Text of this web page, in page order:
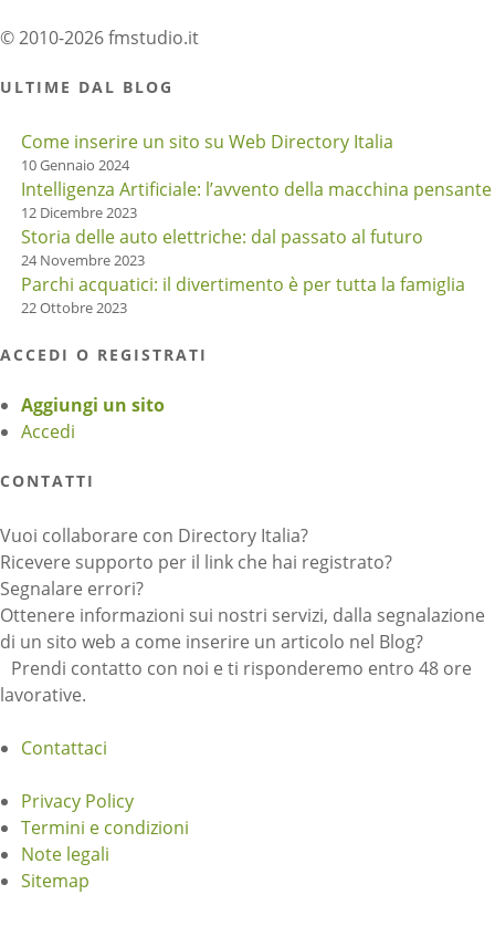
© 2010-2026 fmstudio.it
ULTIME DAL BLOG
Come inserire un sito su Web Directory Italia
10 Gennaio 2024
Intelligenza Artificiale: l’avvento della macchina pensante
12 Dicembre 2023
Storia delle auto elettriche: dal passato al futuro
24 Novembre 2023
Parchi acquatici: il divertimento è per tutta la famiglia
22 Ottobre 2023
ACCEDI O REGISTRATI
Aggiungi un sito
Accedi
CONTATTI
Vuoi collaborare con Directory Italia?
Ricevere supporto per il link che hai registrato?
Segnalare errori?
Ottenere informazioni sui nostri servizi, dalla segnalazione
di un sito web a come inserire un articolo nel Blog?
Prendi contatto con noi e ti risponderemo entro 48 ore
lavorative.
Contattaci
Privacy Policy
Termini e condizioni
Note legali
Sitemap